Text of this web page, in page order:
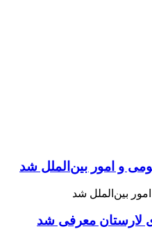
و امور بین‌الملل شد
لارستان معرفی شد